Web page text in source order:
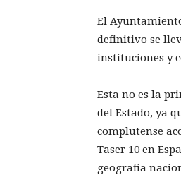
El
definitivo se
instituciones y
Esta no es la
del Estado, ya
complutense
Taser 10 en
geografía